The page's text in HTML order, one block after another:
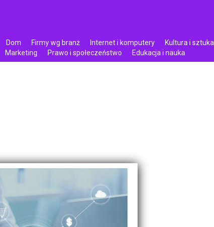
Dom Firmy wg branż Internet i komputery Kultura i sztuka
Marketing Prawo i społeczeństwo Edukacja i nauka